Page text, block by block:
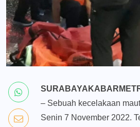
– Sebuah kecelakaan
Senin 7 November 2022.